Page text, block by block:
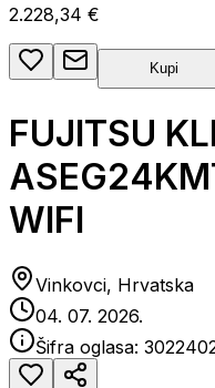
2.228,34 €
Kupi
FUJITSU
WIFI
Vinkovci, Hrvatska
04. 07. 2026.
Šifra oglasa: